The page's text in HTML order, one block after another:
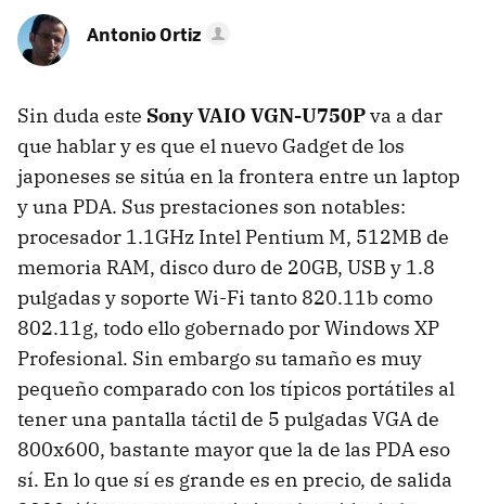
Antonio Ortiz
Sin duda este Sony VAIO VGN-U750Pva a dar
que hablar y es que el nuevo Gadget de los
japoneses se sitúa en la frontera entre un laptop
y una PDA. Sus prestaciones son notables:
procesador 1.1GHz Intel Pentium M, 512MB de
memoria RAM, disco duro de 20GB, USB y 1.8
pulgadas y soporte Wi-Fi tanto 820.11b como
802.11g, todo ello gobernado por Windows XP
Profesional. Sin embargo su tamaño es muy
pequeño comparado con los típicos portátiles al
tener una pantalla táctil de 5 pulgadas VGA de
800x600, bastante mayor que la de las PDA eso
sí. En lo que sí es grande es en precio, de salida